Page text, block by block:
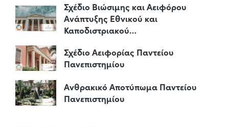
Σχέδιο Βιώσιμης και Αειφόρου
Ανάπτυξης Εθνικού και
Καποδιστριακού…
Σχέδιο Αειφορίας Παντείου
Πανεπιστημίου
Ανθρακικό Αποτύπωμα Παντείου
Πανεπιστημίου